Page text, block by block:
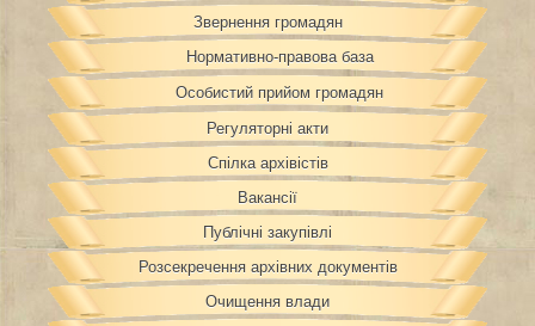
Звернення громадян
Нормативно-правова база
Особистий прийом громадян
Регуляторні акти
Спілка архівістів
Вакансії
Публічні закупівлі
Розсекречення архівних документів
Очищення влади